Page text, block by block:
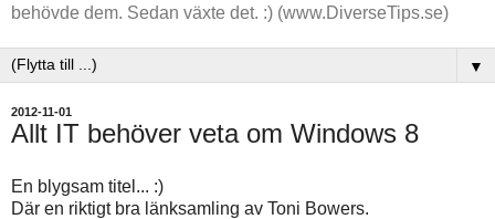
behövde dem. Sedan växte det. :) (www.DiverseTips.se)
▼
2012-11-01
Allt IT behöver veta om Windows 8
En blygsam titel... :)
Där en riktigt bra länksamling av Toni Bowers.